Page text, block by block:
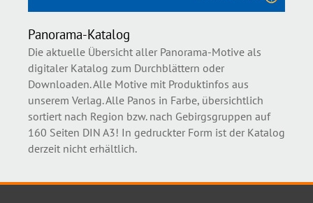
Panorama-Katalog
Die aktuelle Übersicht aller Panorama-Motive als
digitaler Katalog zum Durchblättern oder
Downloaden. Alle Motive mit Produktinfos aus
unserem Verlag. Alle Panos in Farbe, übersichtlich
sortiert nach Region bzw. nach Gebirgsgruppen auf
160 Seiten DIN A3! In gedruckter Form ist der Katalog
derzeit nicht erhältlich.